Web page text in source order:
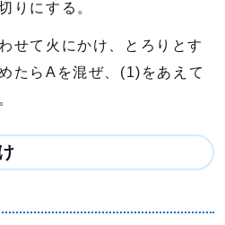
りにする。
せて火にかけ、とろりとす
たらAを混ぜ、(1)をあえて